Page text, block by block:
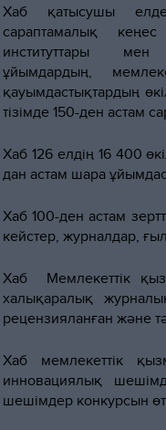
Хаб қатысушы
сараптамалық
институттары мен
ұйымдардың,
қауымдастықтардың
тізімде 150-ден астам
Хаб 126 елдің 16 400
дан астам шара
Хаб 100-ден астам
кейстер, журналдар,
Хаб Мемлекеттік
халықаралық
рецензияланған және
Хаб мемлекеттік
инновациялық
шешімдер конкурсын